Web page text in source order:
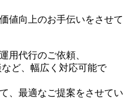
値向上のお手伝いをさせて
用代行のご依頼、
ど、幅広く対応可能で
、最適なご提案をさせてい